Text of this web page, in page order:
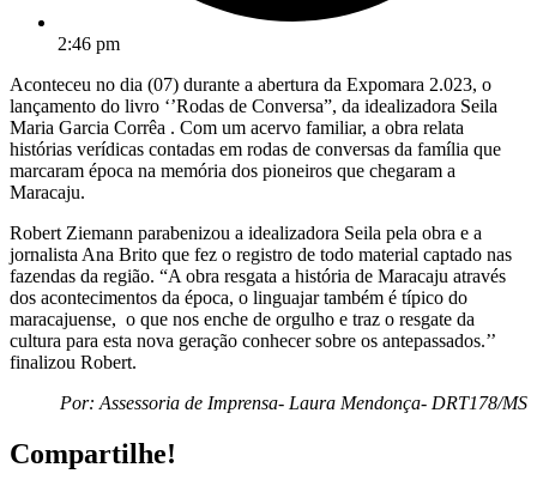
2:46 pm
Aconteceu no dia (07) durante a abertura da Expomara 2.023, o
lançamento do livro ‘’Rodas de Conversa”, da idealizadora Seila
Maria Garcia Corrêa . Com um acervo familiar, a obra relata
histórias verídicas contadas em rodas de conversas da família que
marcaram época na memória dos pioneiros que chegaram a
Maracaju.
Robert Ziemann parabenizou a idealizadora Seila pela obra e a
jornalista Ana Brito que fez o registro de todo material captado nas
fazendas da região. “A obra resgata a história de Maracaju através
dos acontecimentos da época, o linguajar também é típico do
maracajuense, o que nos enche de orgulho e traz o resgate da
cultura para esta nova geração conhecer sobre os antepassados.’’
finalizou Robert.
Por: Assessoria de Imprensa- Laura Mendonça- DRT178/MS
Compartilhe!